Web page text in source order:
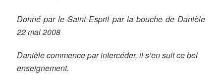
Donné par le Saint Esprit par la bouche de Danièle
22 mai 2008
Danièle commence par intercéder, il s’en suit ce bel
enseignement.